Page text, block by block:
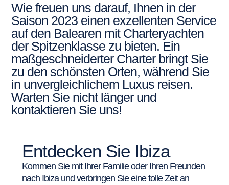
Wie freuen uns darauf, Ihnen in der
Saison 2023 einen exzellenten Service
auf den Balearen mit Charteryachten
der Spitzenklasse zu bieten. Ein
maßgeschneiderter Charter bringt Sie
zu den schönsten Orten, während Sie
in unvergleichlichem Luxus reisen.
Warten Sie nicht länger und
kontaktieren Sie uns!
Entdecken Sie Ibiza
Kommen Sie mit Ihrer Familie oder Ihren Freunden
nach Ibiza und verbringen Sie eine tolle Zeit an